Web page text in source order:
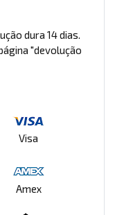
dura 14 dias.
"devolução
Visa
Amex